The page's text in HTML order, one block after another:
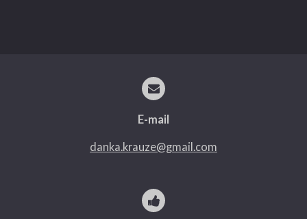
E-mail
danka.krauze@gmail.com